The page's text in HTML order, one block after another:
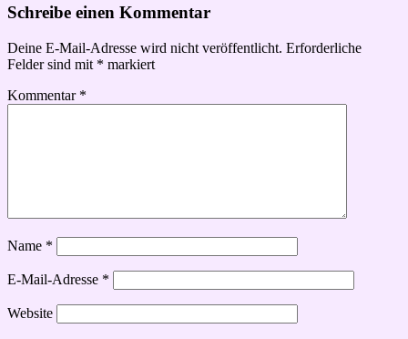
Schreibe einen Kommentar
Deine E-Mail-Adresse wird nicht veröffentlicht. Erforderliche
Felder sind mit * markiert
Kommentar *
Name *
E-Mail-Adresse *
Website